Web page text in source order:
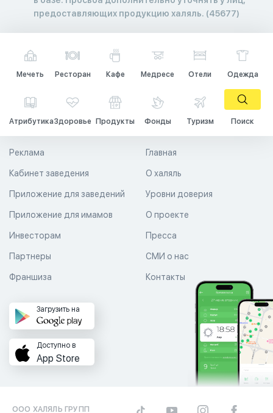
предоставляющих продукцию халяль. (45677)
Мечеть Ресторан Кафе Медресе Отели Одежда
АтрибутикаЗдоровье Продукты Фонды Туризм Поиск
Главная
О халяль
Уровни доверия
Реклама
Кабинет заведения
Приложение для заведений
Приложение для имамов О проекте
Пресса
СМИ о нас
Контакты
Инвесторам
Партнеры
Франшиза
Загрузить на
Доступно в
App Store
ООО ХАЛЯЛЬ ГРУПП